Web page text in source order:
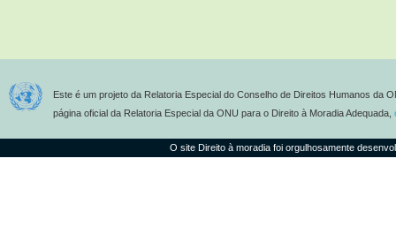
Este é um projeto da Relatoria Especial do Conselho de Direitos Humanos da
página oficial da Relatoria Especial da ONU para o Direito à Moradia Adequada,
O site Direito à moradia foi orgulhosamente